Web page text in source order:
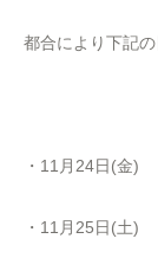
都合により下記の
・11月24日(金)
・11月25日(土)